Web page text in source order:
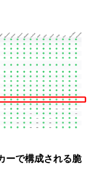
ーで構成される脆